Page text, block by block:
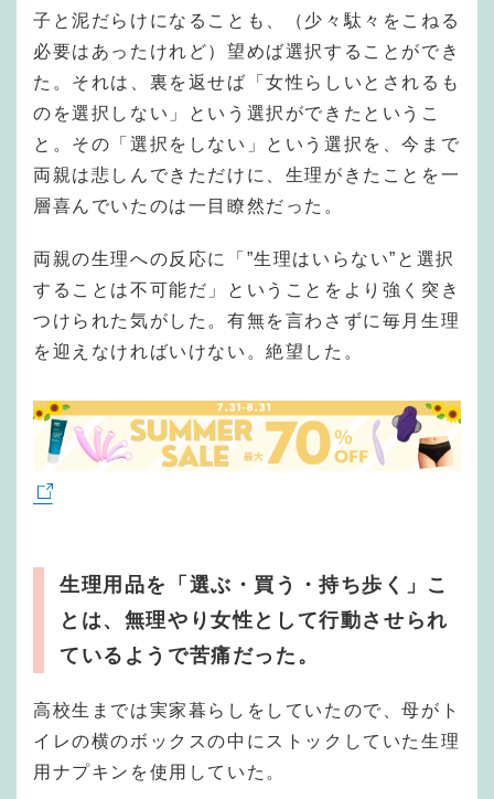
子と泥だらけになることも、（少々駄々をこねる
必要はあったけれど）望めば選択することができ
た。それは、裏を返せば「女性らしいとされるも
のを選択しない」という選択ができたというこ
と。その「選択をしない」という選択を、今まで
両親は悲しんできただけに、生理がきたことを一
層喜んでいたのは一目瞭然だった。
両親の生理への反応に「”生理はいらない”と選択
することは不可能だ」ということをより強く突き
つけられた気がした。有無を言わさずに毎月生理
を迎えなければいけない。絶望した。
生理用品を「選ぶ・買う・持ち歩く」こ
とは、無理やり女性として行動させられ
ているようで苦痛だった。
高校生までは実家暮らしをしていたので、母がト
イレの横のボックスの中にストックしていた生理
用ナプキンを使用していた。